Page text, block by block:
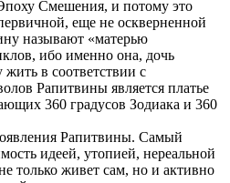
Смешения, и потому это
еще не оскверненной
называют «матерью
ибо именно она, дочь
жить в соответствии с
Рапитвины является платье
360 градусов Зодиака и 360
Рапитвины. Самый
идеей, утопией, нереальной
только живет сам, но и активно